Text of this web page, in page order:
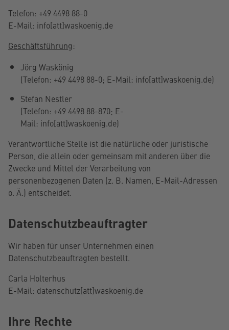
Telefon: +49 4498 88-0
E-Mail: info[att]waskoenig.de
Geschäftsführung:
Jörg Waskönig
(Telefon: +49 4498 88-0; E-Mail: info[att]waskoenig.de)
Stefan Nestler
(Telefon: +49 4498 88-870; E-
Mail: info[att]waskoenig.de)
Verantwortliche Stelle ist die natürliche oder juristische
Person, die allein oder gemeinsam mit anderen über die
Zwecke und Mittel der Verarbeitung von
personenbezogenen Daten (z. B. Namen, E-Mail-Adressen
o. Ä.) entscheidet.
Datenschutz­beauftragter
Wir haben für unser Unternehmen einen
Datenschutzbeauftragten bestellt.
Carla Holterhus
E-Mail: datenschutz[att]waskoenig.de
Ihre Rechte